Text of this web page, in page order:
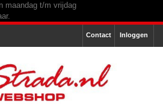
Inloggen
Contact